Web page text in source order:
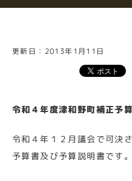
更新日：2013年1月11日
令和４年度津和野町補正予
令和４年１２月議会で可決
予算書及び予算説明書です。